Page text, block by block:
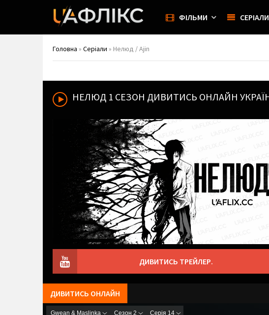
ФІЛЬМИ СЕРІАЛИ
Головна » Серіали » Нелюд / Ajin
НЕЛЮД 1 СЕЗОН ДИВИТИСЬ ОНЛАЙН
ДИВИТИСЬ ТРЕЙЛЕР.
ДИВИТИСЬ ОНЛАЙН